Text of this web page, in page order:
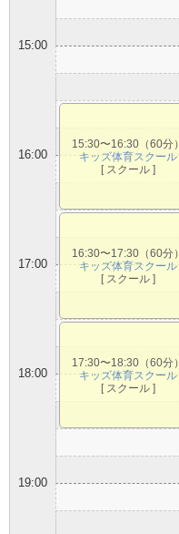
15:00
16:00
17:00
18:00
19:00
15:30〜16:30（60分）
キッズ体育スクール
[ スクール ]
16:30〜17:30（60分）
キッズ体育スクール
[ スクール ]
17:30〜18:30（60分）
キッズ体育スクール
[ スクール ]